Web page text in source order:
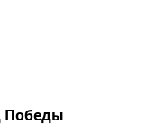
Победы